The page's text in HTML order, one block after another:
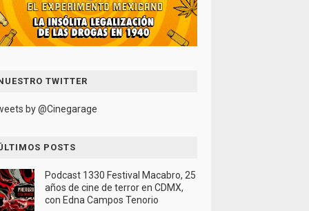
TWITTER
by @Cinegarage
POSTS
Podcast 1330 Festival Macabro, 25
años de cine de terror en CDMX,
con Edna Campos Tenorio